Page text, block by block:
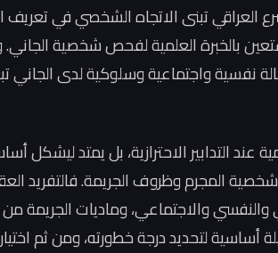
العراقي تبنى الاتجاه الشخصي في تعريف
بالخبرة العلمية لفحص شخصية
نفسية واجتماعية وسلوكية لدى الجاني
التدابير الاحترازية، بل يمتد ليشكل
المجرم وظروف الجريمة. فالتفريد
والاجتماعي، وماديات الجريمة من
لتحديد درجة خطورته، ومن ثم